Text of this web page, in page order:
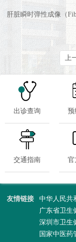
肝脏瞬时弹性成像（
上
出诊查询 预
交通指南 官
友情链接
中华人民共
广东省卫生
深圳市卫生
国家中医药